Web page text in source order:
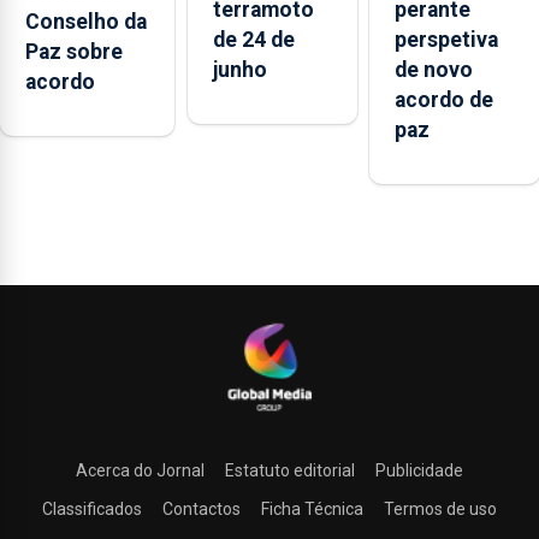
um elemento
crucial na
cooperação
“a última
oportunidade”
para o país
prioridade
dentro da
organização
Conselho da
Paz sobre
acordo
terramoto
de 24 de
junho
perante
perspetiva
de novo
acordo de
paz
Acerca do Jornal Estatuto editorial
Publicidade
Classificados
Contactos Ficha Técnica
Termos de uso